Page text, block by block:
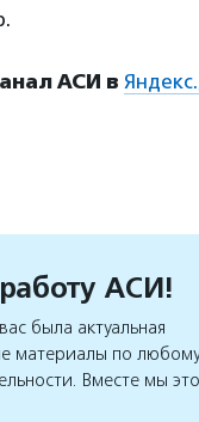
АСИ в
АСИ!
была актуальная
материалы по
Вместе мы